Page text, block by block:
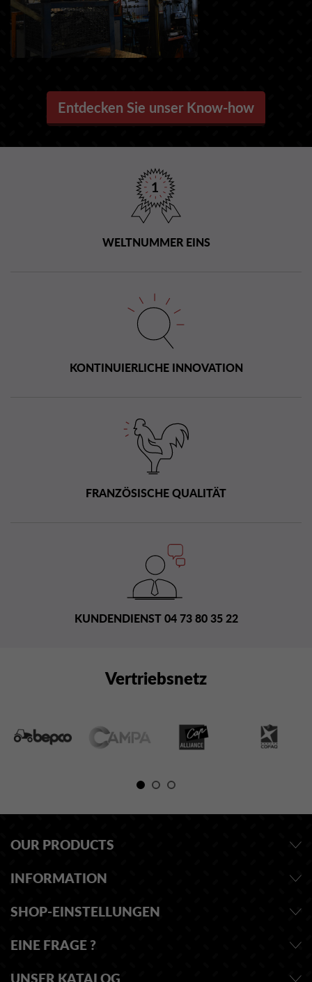
Entdecken Sie unser Know-how
WELTNUMMER EINS
KONTINUIERLICHE INNOVATION
FRANZÖSISCHE QUALITÄT
KUNDENDIENST 04 73 80 35 22
Vertriebsnetz
OUR PRODUCTS
INFORMATION
SHOP-EINSTELLUNGEN
EINE FRAGE ?
UNSER KATALOG